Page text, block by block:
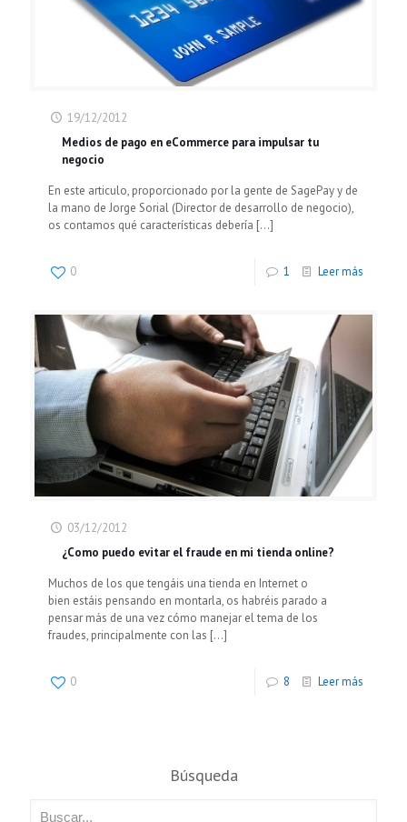
19/12/2012
Medios de pago en eCommerce para impulsar tu
negocio
En este articulo, proporcionado por la gente de SagePay y de
la mano de Jorge Sorial (Director de desarrollo de negocio),
os contamos qué características debería […]
0 1 Leer más
03/12/2012
¿Como puedo evitar el fraude en mi tienda online?
Muchos de los que tengáis una tienda en Internet o
bien estáis pensando en montarla, os habréis parado a
pensar más de una vez cómo manejar el tema de los
fraudes, principalmente con las […]
0 8 Leer más
Búsqueda